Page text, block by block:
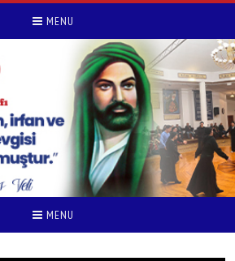
MENU
MENU